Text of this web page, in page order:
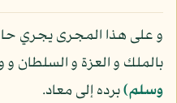
و على هذا المجرى يجري
بالملك و العزة و السلطان و
وسلم)برده إلى معاد.